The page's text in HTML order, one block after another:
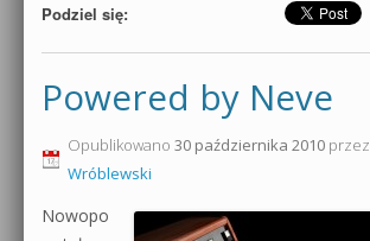
Podziel się:
Powered by Neve
Opublikowano 30 października 2010 przez
Wróblewski
Nowopo